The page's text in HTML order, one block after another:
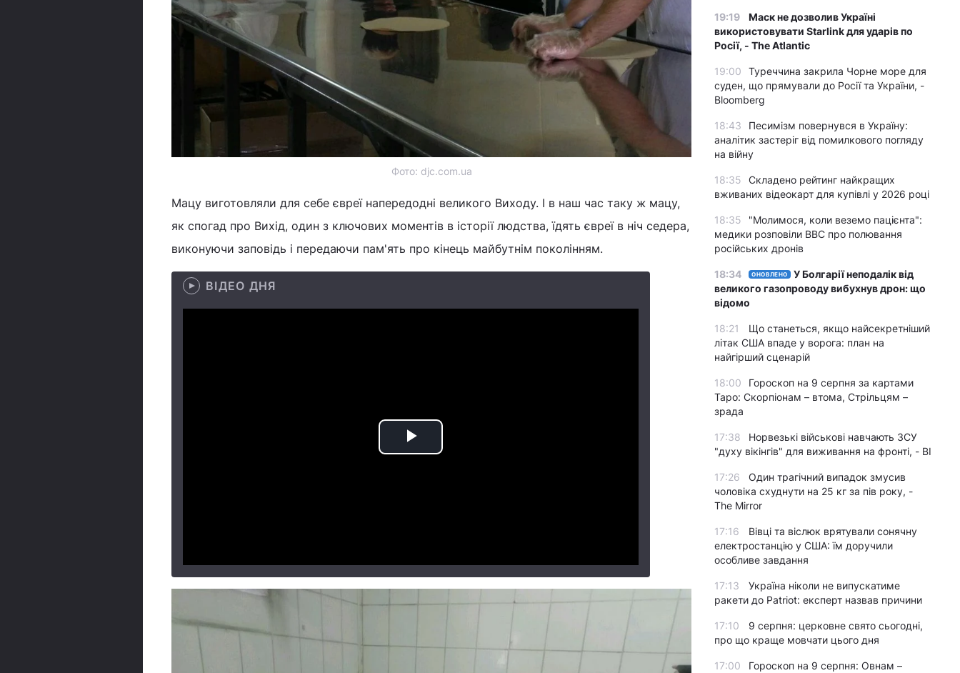
Фото: djc.com.ua
Мацу виготовляли для себе євреї напередодні великого Виходу. І в наш час таку ж мацу,
як спогад про Вихід, один з ключових моментів в історії людства, їдять євреї в ніч седера,
виконуючи заповідь і передаючи пам'ять про кінець майбутнім поколінням.
ВІДЕО ДНЯ
Play
19:19
Маск не дозволив Україні
використовувати Starlink для ударів по
Росії, - The Atlantic
19:00
Туреччина закрила Чорне море для
суден, що прямували до Росії та України, -
Bloomberg
18:43
Песимізм повернувся в Україну:
аналітик застеріг від помилкового погляду
на війну
18:35
Складено рейтинг найкращих
вживаних відеокарт для купівлі у 2026 році
18:35
"Молимося, коли веземо пацієнта":
медики розповіли BBC про полювання
російських дронів
18:34 ОНОВЛЕНО
У Болгарії неподалік від
великого газопроводу вибухнув дрон: що
відомо
18:21
Що станеться, якщо найсекретніший
літак США впаде у ворога: план на
найгірший сценарій
18:00
Гороскоп на 9 серпня за картами
Таро: Скорпіонам – втома, Стрільцям –
зрада
17:38
Норвезькі військові навчають ЗСУ
"духу вікінгів" для виживання на фронті, - BI
17:26
Один трагічний випадок змусив
чоловіка схуднути на 25 кг за пів року, -
The Mirror
17:16
Вівці та віслюк врятували сонячну
електростанцію у США: їм доручили
особливе завдання
17:13
Україна ніколи не випускатиме
ракети до Patriot: експерт назвав причини
17:10
9 серпня: церковне свято сьогодні,
про що краще мовчати цього дня
17:00
Гороскоп на 9 серпня: Овнам –